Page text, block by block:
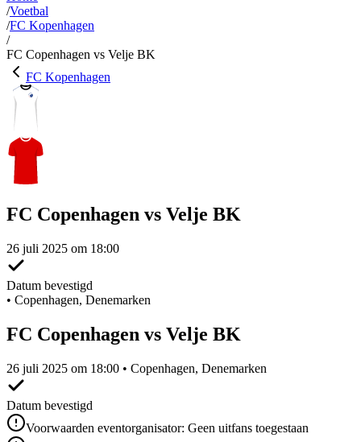
/Voetbal
/FC Kopenhagen
/
FC Copenhagen vs Velje BK
FC Kopenhagen
FC Copenhagen vs Velje BK
26 juli 2025 om 18:00
Datum bevestigd
• Copenhagen, Denemarken
FC Copenhagen vs Velje BK
26 juli 2025 om 18:00 • Copenhagen, Denemarken
Datum bevestigd
Voorwaarden eventorganisator: Geen uitfans toegestaan